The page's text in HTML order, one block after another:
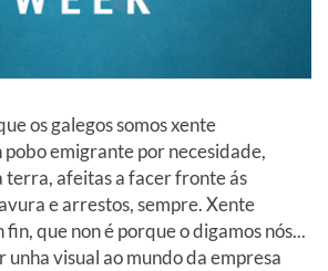
os galegos somos xente
emigrante por necesidade,
terra, afeitas a facer fronte ás
e arrestos, sempre. Xente
que non é porque o digamos nós...
unha visual ao mundo da empresa